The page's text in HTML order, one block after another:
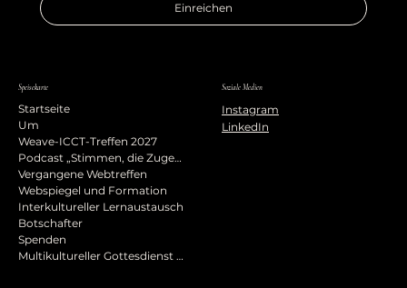
Einreichen
Speisekarte
Startseite
Um
Weave-ICCT-Treffen 2027
Podcast „Stimmen, die Zugehörigkeit prägen“
Vergangene Webtreffen
Webspiegel und Formation
Interkultureller Lernaustausch
Botschafter
Spenden
Multikultureller Gottesdienst zur Himmelfahrt
Soziale Medien
Instagram
LinkedIn